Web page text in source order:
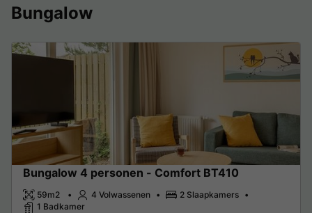
Bungalow
Bungalow 4 personen - Comfort BT410
59m2 4 Volwassenen
2 Slaapkamers
1 Badkamer